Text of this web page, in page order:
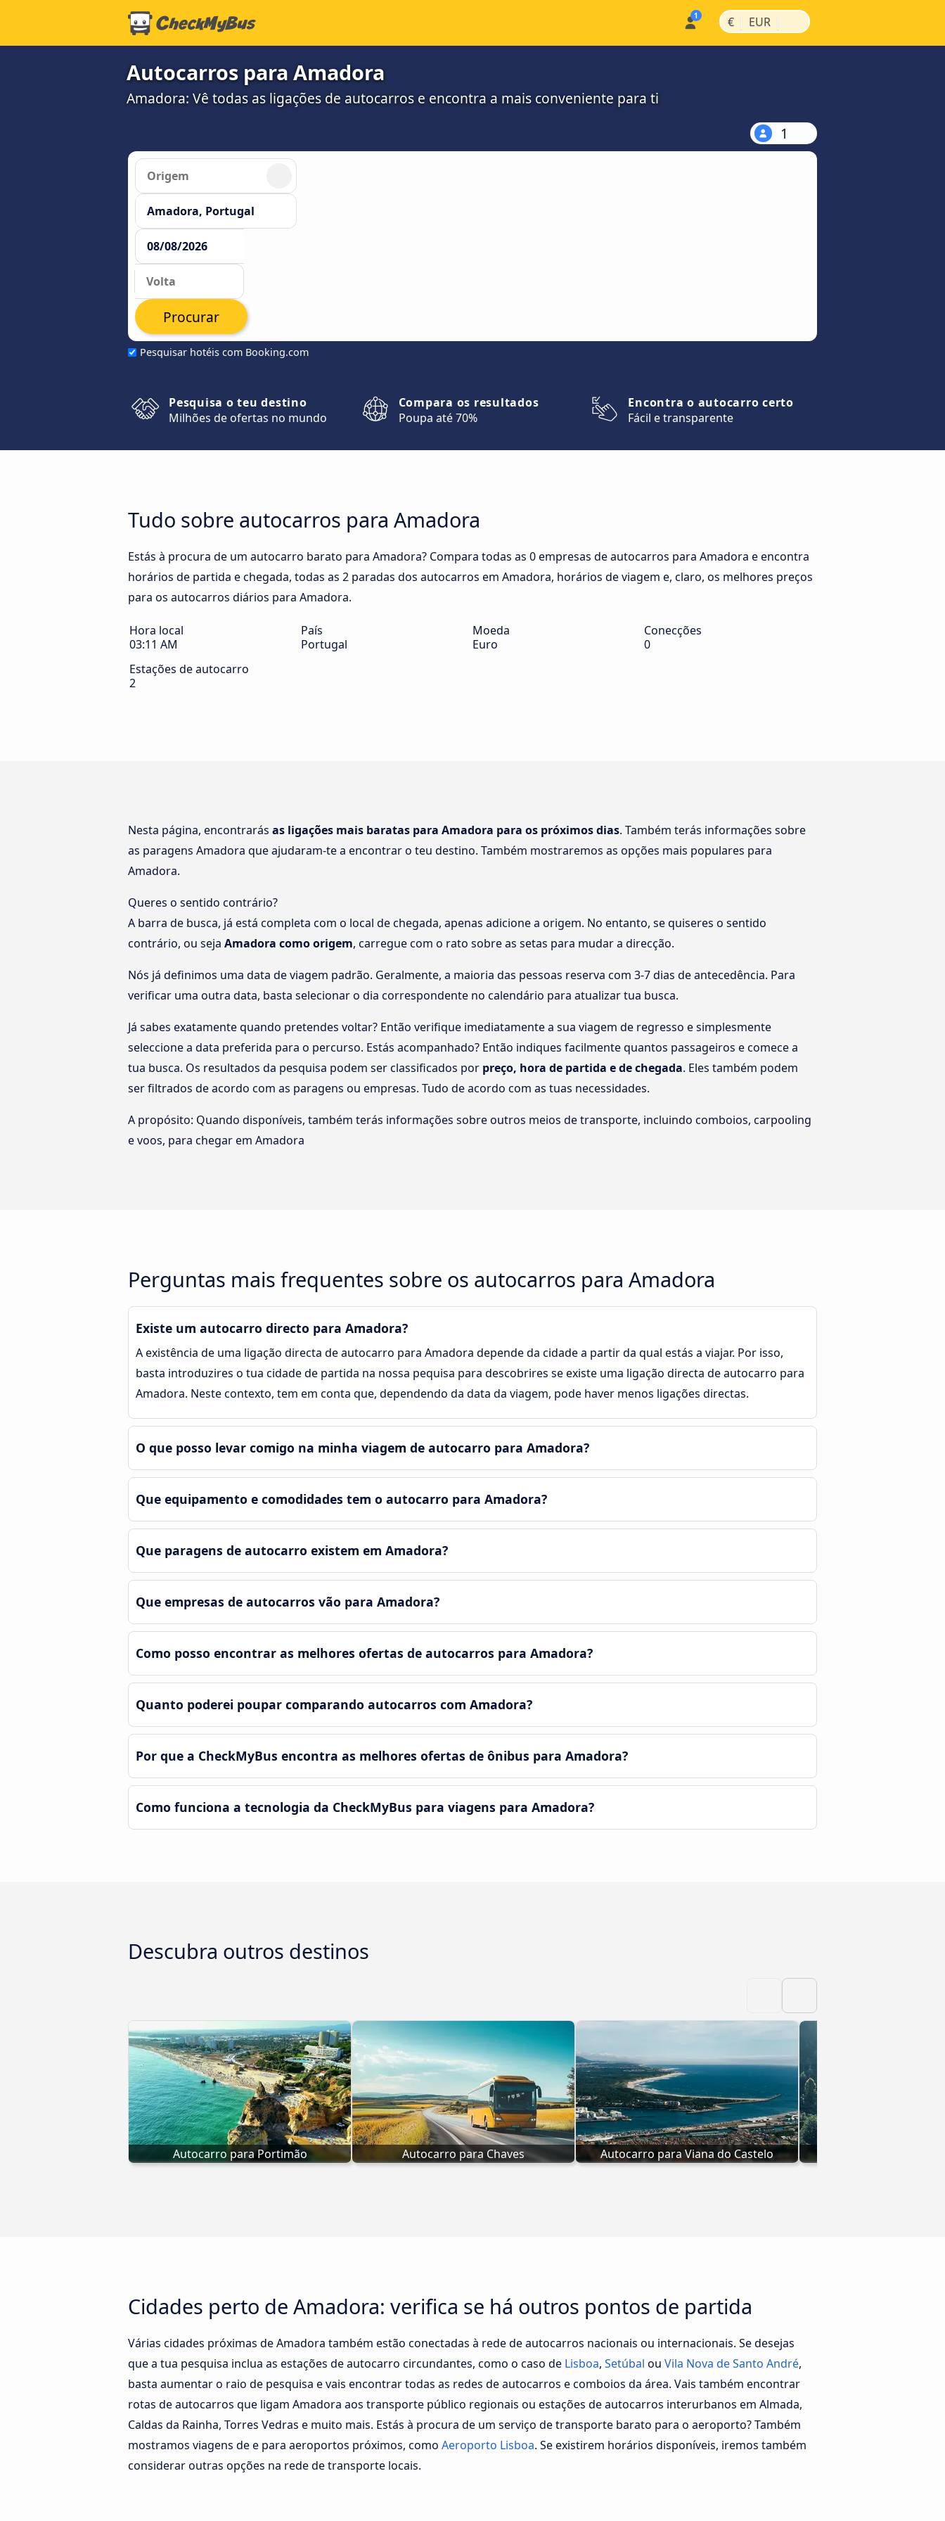
€ | EUR |
Autocarros para Amadora
Amadora: Vê todas as ligações de autocarros e encontra a mais conveniente para ti
1
Pesquisar hotéis com Booking.com
Procurar
Pesquisa o teu destino
Milhões de ofertas no mundo
Compara os resultados
Poupa até 70%
Encontra o autocarro certo
Fácil e transparente
Tudo sobre autocarros para Amadora
Estás à procura de um autocarro barato para Amadora? Compara todas as 0 empresas de autocarros para Amadora e encontra
horários de partida e chegada, todas as 2 paradas dos autocarros em Amadora, horários de viagem e, claro, os melhores preços
para os autocarros diários para Amadora.
Hora local
03:11 AM
País
Portugal
Moeda
Euro
Conecções
0
Estações de autocarro
2
Nesta página, encontrarás as ligações mais baratas para Amadora para os próximos dias. Também terás informações sobre
as paragens Amadora que ajudaram-te a encontrar o teu destino. Também mostraremos as opções mais populares para
Amadora.
Queres o sentido contrário?
A barra de busca, já está completa com o local de chegada, apenas adicione a origem. No entanto, se quiseres o sentido
contrário, ou seja Amadora como origem, carregue com o rato sobre as setas para mudar a direcção.
Nós já definimos uma data de viagem padrão. Geralmente, a maioria das pessoas reserva com 3-7 dias de antecedência. Para
verificar uma outra data, basta selecionar o dia correspondente no calendário para atualizar tua busca.
Já sabes exatamente quando pretendes voltar? Então verifique imediatamente a sua viagem de regresso e simplesmente
seleccione a data preferida para o percurso. Estás acompanhado? Então indiques facilmente quantos passageiros e comece a
tua busca. Os resultados da pesquisa podem ser classificados por preço, hora de partida e de chegada. Eles também podem
ser filtrados de acordo com as paragens ou empresas. Tudo de acordo com as tuas necessidades.
A propósito: Quando disponíveis, também terás informações sobre outros meios de transporte, incluindo comboios, carpooling
e voos, para chegar em Amadora
Perguntas mais frequentes sobre os autocarros para Amadora
Existe um autocarro directo para Amadora?
A existência de uma ligação directa de autocarro para Amadora depende da cidade a partir da qual estás a viajar. Por isso,
basta introduzires o tua cidade de partida na nossa pequisa para descobrires se existe uma ligação directa de autocarro para
Amadora. Neste contexto, tem em conta que, dependendo da data da viagem, pode haver menos ligações directas.
O que posso levar comigo na minha viagem de autocarro para Amadora?
Que equipamento e comodidades tem o autocarro para Amadora?
Que paragens de autocarro existem em Amadora?
Que empresas de autocarros vão para Amadora?
Como posso encontrar as melhores ofertas de autocarros para Amadora?
Quanto poderei poupar comparando autocarros com Amadora?
Por que a CheckMyBus encontra as melhores ofertas de ônibus para Amadora?
Como funciona a tecnologia da CheckMyBus para viagens para Amadora?
Descubra outros destinos
Autocarro para Portimão Autocarro para Chaves Autocarro para Viana do Castelo
Cidades perto de Amadora: verifica se há outros pontos de partida
Várias cidades próximas de Amadora também estão conectadas à rede de autocarros nacionais ou internacionais. Se desejas
que a tua pesquisa inclua as estações de autocarro circundantes, como o caso de Lisboa, Setúbal ou Vila Nova de Santo André,
basta aumentar o raio de pesquisa e vais encontrar todas as redes de autocarros e comboios da área. Vais também encontrar
rotas de autocarros que ligam Amadora aos transporte público regionais ou estações de autocarros interurbanos em Almada,
Caldas da Rainha, Torres Vedras e muito mais. Estás à procura de um serviço de transporte barato para o aeroporto? Também
mostramos viagens de e para aeroportos próximos, como Aeroporto Lisboa. Se existirem horários disponíveis, iremos também
considerar outras opções na rede de transporte locais.